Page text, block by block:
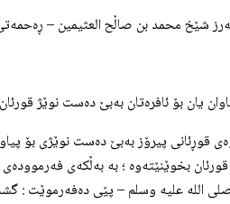
شێخ محمد بن صاڵح العثيمين –
قوڕئانی پیرۆز به‌بێ ده‌ست نوێژی بۆ
بخوێنێته‌وه‌ ؛ به‌ به‌ڵكه‌ی
الله علیه وسلم – پێی ده‌فه‌رموێت :